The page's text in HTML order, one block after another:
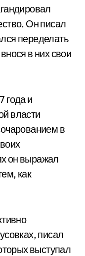
Он писал
переделать
в них свои
года и
власти
в
он выражал
как
писал
выступал